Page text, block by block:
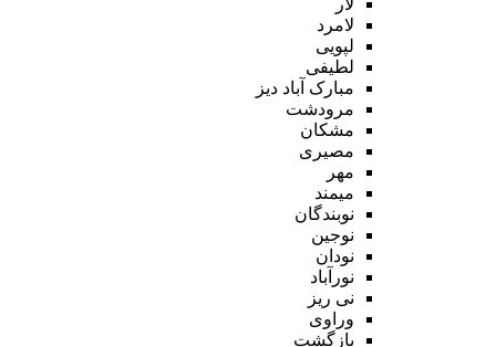
لامرد
لپویی
لطیفی
مبارک آباد دیز
مرودشت
مشکان
مصیری
مهر
میمند
نوبندگان
نوجین
نودان
نورآباد
نی ریز
وراوی
بازگشت